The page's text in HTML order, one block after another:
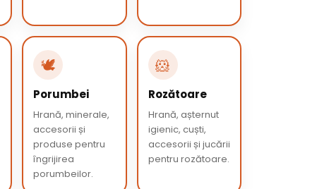
🕊️
Porumbei
Hrană, minerale,
accesorii și
produse pentru
îngrijirea
porumbeilor.
🐹
Rozătoare
Hrană, așternut
igienic, cuști,
accesorii și jucării
pentru rozătoare.